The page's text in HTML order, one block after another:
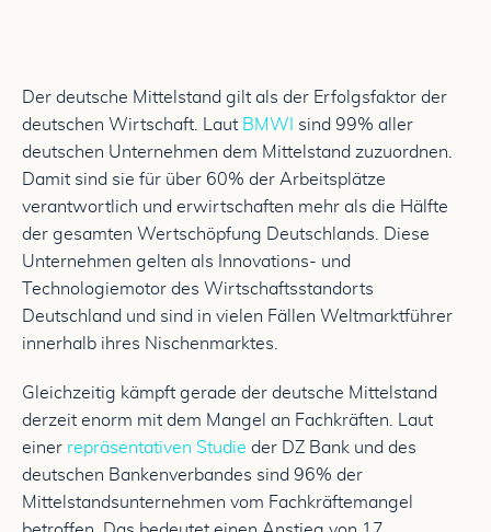
Der deutsche Mittelstand gilt als der Erfolgsfaktor der
deutschen Wirtschaft. Laut BMWI
sind 99% aller
deutschen Unternehmen dem Mittelstand zuzuordnen.
Damit sind sie für über 60% der Arbeitsplätze
verantwortlich und erwirtschaften mehr als die Hälfte
der gesamten Wertschöpfung Deutschlands. Diese
Unternehmen gelten als Innovations- und
Technologiemotor des Wirtschaftsstandorts
Deutschland und sind in vielen Fällen Weltmarktführer
innerhalb ihres Nischenmarktes.
Gleichzeitig kämpft gerade der deutsche Mittelstand
derzeit enorm mit dem Mangel an Fachkräften. Laut
einer repräsentativen Studie der DZ Bank und des
deutschen Bankenverbandes sind 96% der
Mittelstandsunternehmen vom Fachkräftemangel